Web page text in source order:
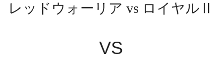
レッドウォーリア vs ロイヤルⅡ
VS